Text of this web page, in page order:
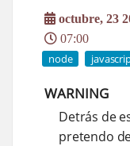
octubre, 23
07:00
node
WARNING
Detrás de
pretendo